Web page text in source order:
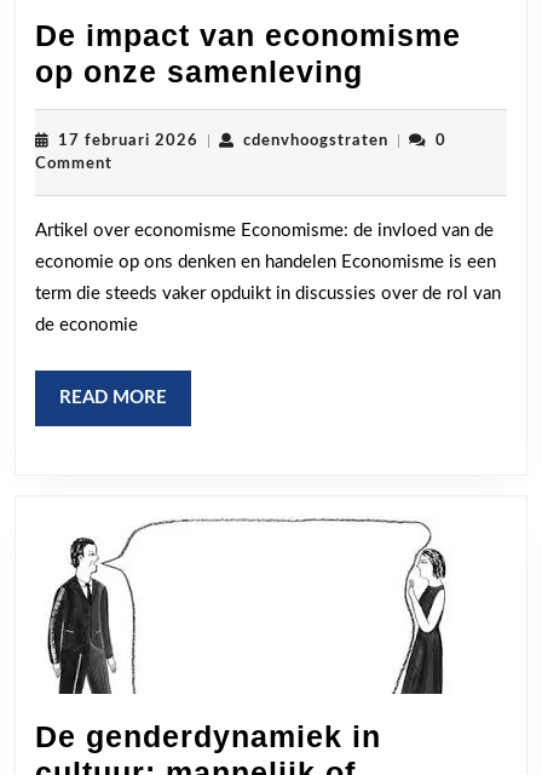
De impact van economisme
op onze samenleving
impact
van
op
onze
17 februari 2026 cdenvhoogstratencdenvhoogstraten
0
Comment
Artikel over economisme Economisme: de invloed van de
economie op ons denken en handelen Economisme is een
term die steeds vaker opduikt in discussies over de rol van
de economie
READ MORE
MORE
De genderdynamiek in